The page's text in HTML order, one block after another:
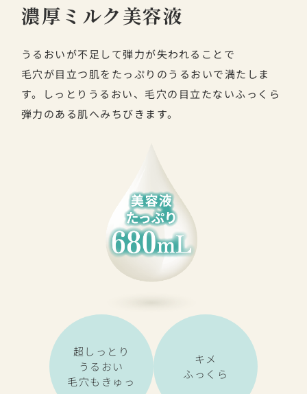
濃厚ミルク美容液
うるおいが不足して弾力が失われることで
毛穴が目立つ肌をたっぷりのうるおいで満たしま
す。しっとりうるおい、毛穴の目立たないふっくら
弾力のある肌へみちびきます。
超しっとり
うるおい
毛穴もきゅっ
キメ
ふっくら